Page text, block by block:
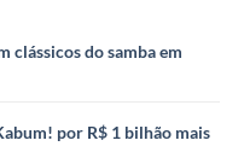
clássicos do samba em
por R$ 1 bilhão mais